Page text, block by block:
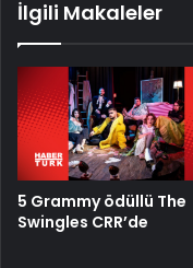
İlgili Makaleler
5 Grammy ödüllü The
Swingles CRR’de